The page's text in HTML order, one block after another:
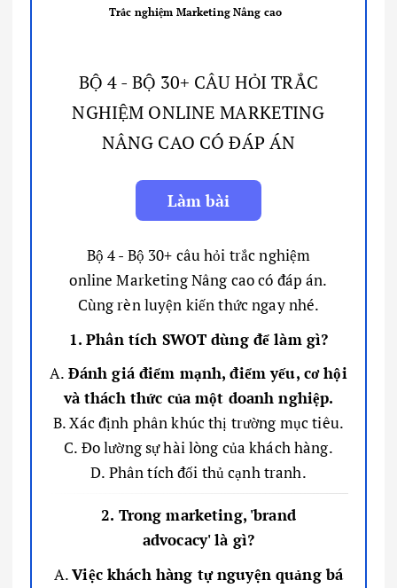
Trắc nghiệm Marketing Nâng cao
BỘ 4 - BỘ 30+ CÂU HỎI TRẮC
NGHIỆM ONLINE MARKETING
NÂNG CAO CÓ ĐÁP ÁN
Bộ 4 - Bộ 30+ câu hỏi trắc nghiệm
online Marketing Nâng cao có đáp án.
Cùng rèn luyện kiến thức ngay nhé.
1. Phân tích SWOT dùng để làm gì?
A. Đánh giá điểm mạnh, điểm yếu, cơ hội
và thách thức của một doanh nghiệp.
B. Xác định phân khúc thị trường mục tiêu.
C. Đo lường sự hài lòng của khách hàng.
D. Phân tích đối thủ cạnh tranh.
2. Trong marketing, 'brand
advocacy' là gì?
A.Việc khách hàng tự nguyện quảng bá